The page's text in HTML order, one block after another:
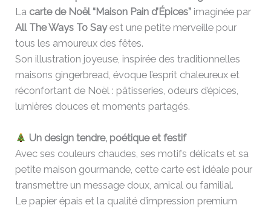
La carte de Noël “Maison Pain d’Épices” imaginée par
All The Ways To Sayest une petite merveille pour
tous les amoureux des fêtes.
Son illustration joyeuse, inspirée des traditionnelles
maisons gingerbread, évoque l’esprit chaleureux et
réconfortant de Noël : pâtisseries, odeurs d’épices,
lumières douces et moments partagés.
Un design tendre, poétique et festif
Avec ses couleurs chaudes, ses motifs délicats et sa
petite maison gourmande, cette carte est idéale pour
transmettre un message doux, amical ou familial.
Le papier épais et la qualité d’impression premium